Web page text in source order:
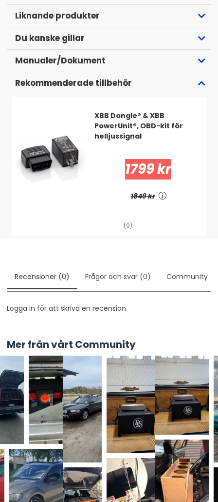
Liknande produkter
Du kanske gillar
Manualer/Dokument
Rekommenderade tillbehör
XBB Dongle® & XBB
PowerUnit®, OBD-kit för
helljussignal
1799 kr
1849 kr
(9)
Recensioner (0) Frågor och svar (0) Community
Logga in för att skriva en recension
Mer från vårt Community